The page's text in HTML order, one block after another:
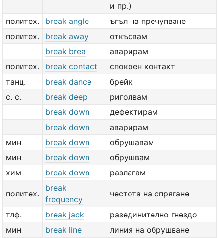
и пр.)
политех.
break angle
ъгъл на пречупване
политех.
break away
откъсвам
break brea
аварирам
политех.
break contact
спокоен контакт
танц.
break dance
брейк
с. с.
break deep
риголвам
break down
дефектирам
break down
аварирам
мин.
break down
обрушавам
мин.
break down
обрушвам
хим.
break down разлагам
политех.
break
frequency
честота на спрягане
тлф. break jack
разединително гнездо
мин.
break line
линия на обрушване